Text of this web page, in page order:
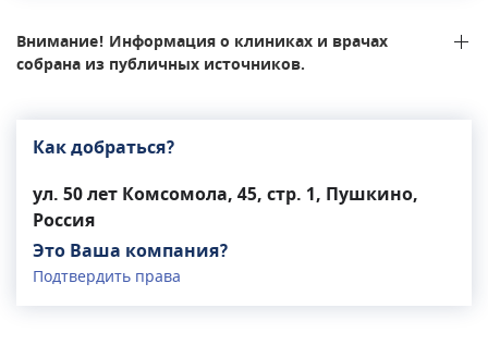
Внимание! Информация о клиниках и врачах
собрана из публичных источников.
Как добраться?
ул. 50 лет Комсомола, 45, стр. 1, Пушкино,
Россия
Это Ваша компания?
Подтвердить права